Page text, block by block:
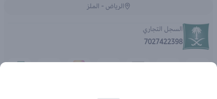
الرياض - الملز
السجل التجاري
7027422398